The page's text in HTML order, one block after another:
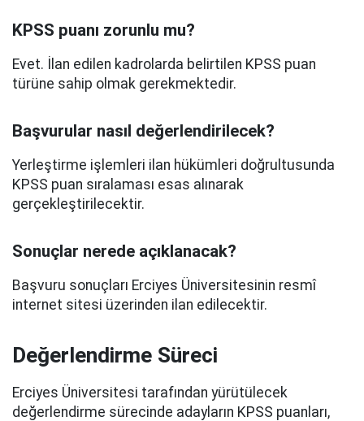
KPSS puanı zorunlu mu?
Evet. İlan edilen kadrolarda belirtilen KPSS puan
türüne sahip olmak gerekmektedir.
Başvurular nasıl değerlendirilecek?
Yerleştirme işlemleri ilan hükümleri doğrultusunda
KPSS puan sıralaması esas alınarak
gerçekleştirilecektir.
Sonuçlar nerede açıklanacak?
Başvuru sonuçları Erciyes Üniversitesinin resmî
internet sitesi üzerinden ilan edilecektir.
Değerlendirme Süreci
Erciyes Üniversitesi tarafından yürütülecek
değerlendirme sürecinde adayların KPSS puanları,